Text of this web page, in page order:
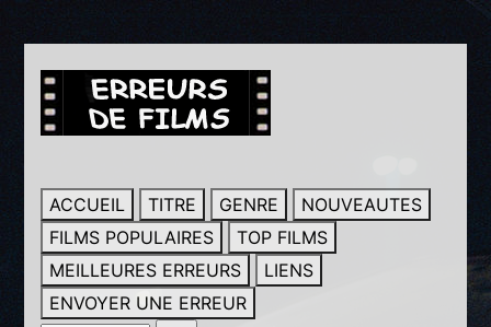
ACCUEIL TITRE GENRE
NOUVEAUTES
FILMS POPULAIRES
TOP FILMS
MEILLEURES ERREURS
LIENS
ENVOYER UNE ERREUR